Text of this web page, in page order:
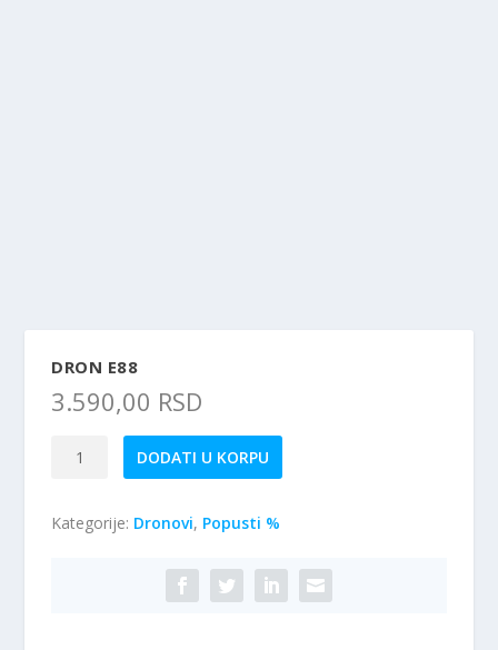
DRON E88
3.590,00 RSD
Dron
DODATI U KORPU
Kategorije: Dronovi, Popusti %